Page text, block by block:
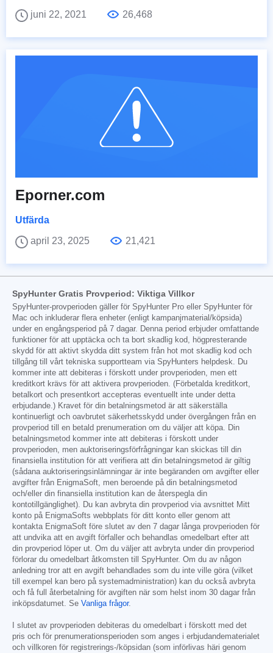
juni 22, 2021
26,468
Eporner.com
Utfärda
april 23, 2025
21,421
SpyHunter Gratis Provperiod: Viktiga Villkor
SpyHunter-provperioden gäller för SpyHunter Pro eller SpyHunter för
Mac och inkluderar flera enheter (enligt kampanjmaterial/köpsida)
under en engångsperiod på 7 dagar. Denna period erbjuder omfattande
funktioner för att upptäcka och ta bort skadlig kod, högpresterande
skydd för att aktivt skydda ditt system från hot mot skadlig kod och
tillgång till vårt tekniska supportteam via SpyHunters helpdesk. Du
kommer inte att debiteras i förskott under provperioden, men ett
kreditkort krävs för att aktivera provperioden. (Förbetalda kreditkort,
betalkort och presentkort accepteras eventuellt inte under detta
erbjudande.) Kravet för din betalningsmetod är att säkerställa
kontinuerligt och oavbrutet säkerhetsskydd under övergången från en
provperiod till en betald prenumeration om du väljer att köpa. Din
betalningsmetod kommer inte att debiteras i förskott under
provperioden, men auktoriseringsförfrågningar kan skickas till din
finansiella institution för att verifiera att din betalningsmetod är giltig
(sådana auktoriseringsinlämningar är inte begäranden om avgifter eller
avgifter från EnigmaSoft, men beroende på din betalningsmetod
och/eller din finansiella institution kan de återspegla din
kontotillgänglighet). Du kan avbryta din provperiod via avsnittet Mitt
konto på EnigmaSofts webbplats för ditt konto eller genom att
kontakta EnigmaSoft före slutet av den 7 dagar långa provperioden för
att undvika att en avgift förfaller och behandlas omedelbart efter att
din provperiod löper ut. Om du väljer att avbryta under din provperiod
förlorar du omedelbart åtkomsten till SpyHunter. Om du av någon
anledning tror att en avgift behandlades som du inte ville göra (vilket
till exempel kan bero på systemadministration) kan du också avbryta
och få full återbetalning för avgiften när som helst inom 30 dagar från
inköpsdatumet. Se Vanliga frågor.
I slutet av provperioden debiteras du omedelbart i förskott med det
pris och för prenumerationsperioden som anges i erbjudandematerialet
och villkoren för registrerings-/köpsidan (som införlivas häri genom